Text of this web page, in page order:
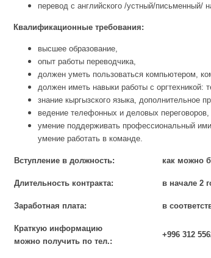
перевод с английского /устный/письменный/
Квалификационные требования:
высшее образование,
опыт работы переводчика,
должен уметь пользоваться компьютером,
должен иметь навыки работы с оргтехникой:
знание кыргызского языка, дополнительное
ведение телефонных и деловых переговоров,
умение поддерживать профессиональный
умение работать в команде.
Вступление в должность: как можно
Длительность контракта: в начале 2
Заработная плата: в
Краткую информацию
можно получить по тел.:
+996 312